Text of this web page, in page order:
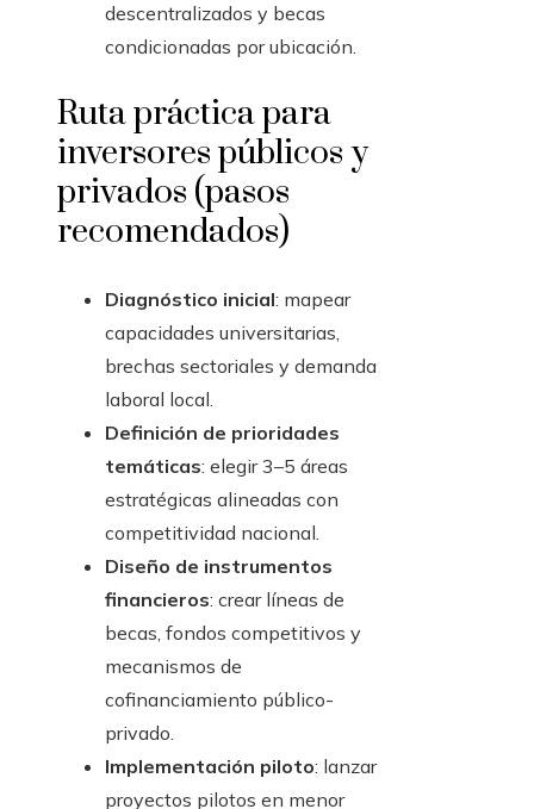
descentralizados y becas
condicionadas por ubicación.
Ruta práctica para
inversores públicos y
privados (pasos
recomendados)
Diagnóstico inicial: mapear
capacidades universitarias,
brechas sectoriales y demanda
laboral local.
Definición de prioridades
temáticas: elegir 3–5 áreas
estratégicas alineadas con
competitividad nacional.
Diseño de instrumentos
financieros: crear líneas de
becas, fondos competitivos y
mecanismos de
cofinanciamiento público-
privado.
Implementación piloto: lanzar
proyectos pilotos en menor